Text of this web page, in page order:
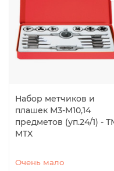
Набор метчиков и
плашек М3-М10,14
предметов (уп.24/1) -
MTX
Очень мало